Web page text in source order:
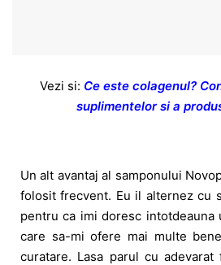
Vezi si: Ce este colagenul?
suplimentelor si a
Un alt avantaj al samponului
folosit frecvent. Eu il alternez cu
pentru ca imi doresc
care sa-mi ofere mai multe
curatare. Lasa parul cu